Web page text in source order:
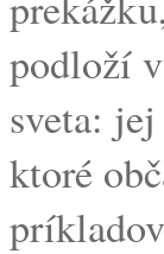
podloží
sveta:
ktoré